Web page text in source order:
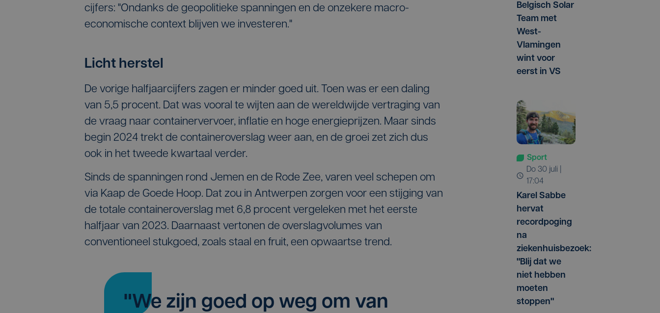
cijfers: "Ondanks de geopolitieke spanningen en de onzekere macro-
economische context blijven we investeren."
Licht herstel
De vorige halfjaarcijfers zagen er minder goed uit. Toen was er een daling
van 5,5 procent. Dat was vooral te wijten aan de wereldwijde vertraging van
de vraag naar containervervoer, inflatie en hoge energieprijzen. Maar sinds
begin 2024 trekt de containeroverslag weer aan, en de groei zet zich dus
ook in het tweede kwartaal verder.
Sinds de spanningen rond Jemen en de Rode Zee, varen veel schepen om
via Kaap de Goede Hoop. Dat zou in Antwerpen zorgen voor een stijging van
de totale containeroverslag met 6,8 procent vergeleken met het eerste
halfjaar van 2023. Daarnaast vertonen de overslagvolumes van
conventioneel stukgoed, zoals staal en fruit, een opwaartse trend.
"We zijn goed op weg om van
Belgisch Solar
Team met
West-
Vlamingen
wint voor
eerst in VS
Sport
do 30 juli |
17:04
Karel Sabbe
hervat
recordpoging
na
ziekenhuisbezoek:
"Blij dat we
niet hebben
moeten
stoppen"